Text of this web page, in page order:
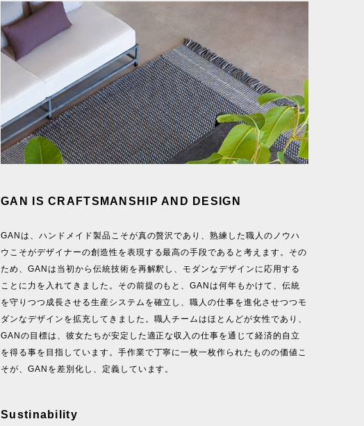
GAN IS CRAFTSMANSHIP AND DESIGN
GANは、ハンドメイド製品こそが真の贅沢であり、熟練した職人のノウハ
ウこそがデザイナーの創造性を表現する最高の手段であると考えます。その
ため、GANは当初から伝統技術を再解釈し、モダンなデザインに応用する
ことに力を入れてきました。その前提のもと、GANは何年もかけて、伝統
を守りつつ成長させる生産システムを確立し、職人の仕事を進化させつつモ
ダンなデザインを拡充してきました。職人チームはほとんどが女性であり、
GANの目標は、彼女たちが安定した適正な収入の仕事を通じて経済的自立
を得る事を目指しています。手作業で丁寧に一枚一枚作られたものの価値こ
そが、GANを差別化し、定義しています。
Sustinability